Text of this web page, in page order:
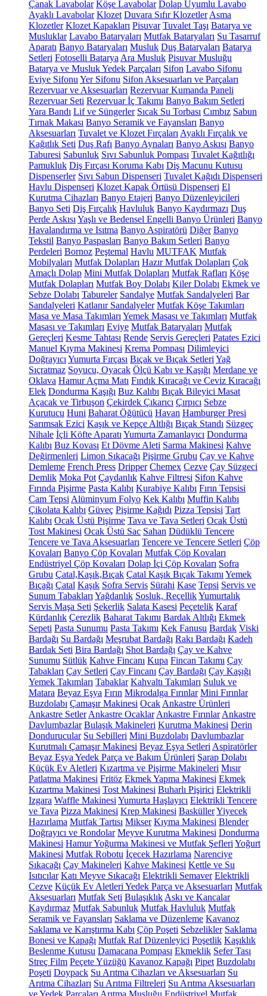
Çanak Lavabolar Köşe Lavabolar Dolap Uyumlu Lavabo
Ayaklı Lavabolar Klozet Duvara Sıfır Klozetler Asma
Klozetler Klozet Kapakları Pisuvar Tuvalet Taşı Batarya ve
Musluklar Lavabo Bataryaları Mutfak Bataryaları Su Tasarruf
Aparatı Banyo Bataryaları Musluk Duş Bataryaları Batarya
Setleri Fotoselli Batarya Ara Musluk Pisuvar Musluğu
Batarya ve Musluk Yedek Parçaları Sifon Lavabo Sifonu
Eviye Sifonu Yer Sifonu Sifon Aksesuarları ve Parçaları
Rezervuar ve Aksesuarları Rezervuar Kumanda Paneli
Rezervuar Seti Rezervuar İç Takımı Banyo Bakım Setleri
Yara Bandı Lif ve Süngerler Sıcak Su Torbası Cımbız Sabun
Tırnak Makası Banyo Seramik ve Fayansları Banyo
Aksesuarları Tuvalet ve Klozet Fırçaları Ayaklı Fırçalık ve
Kağıtlık Seti Duş Rafı Banyo Aynaları Banyo Askısı Banyo
Taburesi Sabunluk Sıvı Sabunluk Pompası Tuvalet Kağıtlığı
Pamukluk Diş Fırçası Koruma Kabı Diş Macunu Kutusu
Dispenserler Sıvı Sabun Dispenseri Tuvalet Kağıdı Dispenseri
Havlu Dispenseri Klozet Kapak Örtüsü Dispenseri El
Kurutma Cihazları Banyo Etajeri Banyo Düzenleyicileri
Banyo Seti Diş Fırçalık Havluluk Banyo Kaydırmazı Duş
Perde Askısı Yaşlı ve Bedensel Engelli Banyo Ürünleri Banyo
Havalandırma ve Isıtma Banyo Aspiratörü Diğer Banyo
Tekstil Banyo Paspasları Banyo Bakım Setleri Banyo
Perdeleri Bornoz Peştemal Havlu MUTFAK Mutfak
Mobilyaları Mutfak Dolapları Hazır Mutfak Dolapları Çok
Amaçlı Dolap Mini Mutfak Dolapları Mutfak Rafları Köşe
Mutfak Dolapları Mutfak Boy Dolabı Kiler Dolabı Ekmek ve
Sebze Dolabı Tabureler Sandalye Mutfak Sandalyeleri Bar
Sandalyeleri Katlanır Sandalyeler Mutfak Köşe Takımları
Masa ve Masa Takımları Yemek Masası ve Takımları Mutfak
Masası ve Takımları Eviye Mutfak Bataryaları Mutfak
Gereçleri Kesme Tahtası Rende Servis Gereçleri Patates Ezici
Manuel Kıyma Makinesi Krema Pompası Dilimleyici
Doğrayıcı Yumurta Fırçası Bıçak ve Bıçak Setleri Yağ
Sıçratmaz Soyucu, Oyacak Ölçü Kabı ve Kaşığı Merdane ve
Oklava Hamur Açma Matı Fındık Kıracağı ve Ceviz Kıracağı
Elek Dondurma Kaşığı Buz Kalıbı Bıçak Bileyici Masat
Açacak ve Tirbuşon Çekirdek Çıkarıcı Çırpıcı Sebze
Kurutucu Huni Baharat Öğütücü Havan Hamburger Presi
Sarımsak Ezici Kaşık ve Kepçe Altlığı Bıçak Standı Süzgeç
Nihale İçli Köfte Aparatı Yumurta Zamanlayıcı Dondurma
Kalıbı Buz Kovası Et Dövme Aleti Sarma Makinesi Kahve
Değirmenleri Limon Sıkacağı Pişirme Grubu Çay ve Kahve
Demleme French Press Dripper Chemex Cezve Çay Süzgeci
Demlik Moka Pot Çaydanlık Kahve Filtresi Sifon Kahve
Fırında Pişirme Pasta Kalıbı Kurabiye Kalıbı Fırın Tepsisi
Cam Tepsi Alüminyum Folyo Kek Kalıbı Muffin Kalıbı
Çikolata Kalıbı Güveç Pişirme Kağıdı Pizza Tepsisi Tart
Kalıbı Ocak Üstü Pişirme Tava ve Tava Setleri Ocak Üstü
Tost Makinesi Ocak Üstü Sac Sahan Düdüklü Tencere
Tencere ve Tava Aksesuarları Tencere ve Tencere Setleri Çöp
Kovaları Banyo Çöp Kovaları Mutfak Çöp Kovaları
Endüstriyel Çöp Kovaları Dolap İçi Çöp Kovaları Sofra
Grubu Çatal,Kaşık,Bıçak Çatal Kaşık Bıçak Takımı Yemek
Bıçağı Çatal Kaşık Sofra Servis Sürahi Kase Tepsi Servis ve
Sunum Tabakları Yağdanlık Sosluk, ReçellikYumurtalık
Servis Maşa Seti Şekerlik Salata Kasesi Peçetelik Karaf
Kürdanlık Çerezlik Baharat Takımı Bardak Altlığı Ekmek
Sepeti Pasta Sunumu Pasta Takımı Kek Fanusu Bardak Viski
Bardağı Su Bardağı Meşrubat Bardağı Rakı Bardağı Kadeh
Bardak Seti Bira Bardağı Shot Bardağı Çay ve Kahve
Sunumu Sütlük Kahve Fincanı Kupa Fincan Takımı Çay
Tabakları Çay Setleri Çay Fincanı Çay Bardağı Çay Kaşığı
Yemek Takımları Tabaklar Kahvaltı Takımları Suluk ve
Matara Beyaz Eşya Fırın Mikrodalga Fırınlar Mini Fırınlar
Buzdolabı Çamaşır Makinesi Ocak Ankastre Ürünleri
Ankastre Setler Ankastre Ocaklar Ankastre Fırınlar Ankastre
Davlumbazlar Bulaşık Makineleri Kurutma Makinesi Derin
Dondurucular Su Sebilleri Mini Buzdolabı Davlumbazlar
Kurutmalı Çamaşır Makinesi Beyaz Eşya Setleri Aspiratörler
Beyaz Eşya Yedek Parça ve Bakım Ürünleri Şarap Dolabı
Küçük Ev Aletleri Kızartma ve Pişirme Makineleri Mısır
Patlatma Makinesi Fritöz Ekmek Yapma Makinesi Ekmek
Kızartma Makinesi Tost Makinesi Buharlı Pişirici Elektrikli
Izgara Waffle Makinesi Yumurta Haşlayıcı Elektrikli Tencere
ve Tava Pizza Makinesi Krep Makinesi BasküllerYiyecek
Hazırlama Mutfak Tartısı Mikser Kıyma Makinesi Blender
Doğrayıcı ve Rondolar Meyve Kurutma Makinesi Dondurma
Makinesi Hamur Yoğurma Makinesi ve Mutfak Şefleri Yoğurt
Makinesi Mutfak Robotu İçecek Hazırlama Narenciye
Sıkacağı Çay Makineleri Kahve Makinesi Kettle ve Su
Isıtıcılar Katı Meyve Sıkacağı Elektrikli Semaver Elektrikli
Cezve Küçük Ev Aletleri Yedek Parça ve Aksesuarları Mutfak
Aksesuarları Mutfak Seti Bulaşıklık Askı ve Kancalar
Kaydırmaz Mutfak Sabunluk Mutfak Havluluk Mutfak
Seramik ve Fayansları Saklama ve Düzenleme Kavanoz
Saklama ve Karıştırma Kabı Çöp Poşeti Sebzelikler Saklama
Bonesi ve Kapağı Mutfak Raf Düzenleyici Poşetlik Kaşıklık
Beslenme Kutusu Damacana Pompası Ekmeklik Sefer Tası
Streç Film Peçete Yüzüğü Kavanoz Kapağı Pipet Buzdolabı
Poşeti Doypack Su Arıtma Cihazları ve Aksesuarları Su
Arıtma Cihazları Su Arıtma Filtreleri Su Arıtma Aksesuarları
ve Yedek Parçaları Arıtma Musluğu Endüstriyel Mutfak